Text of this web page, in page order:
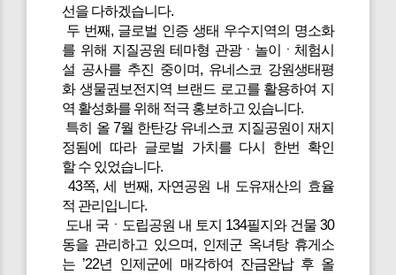
선을 다하겠습니다.
두 번째, 글로벌 인증 생태 우수지역의 명소화
를 위해 지질공원 테마형 관광ㆍ놀이ㆍ체험시
설 공사를 추진 중이며, 유네스코 강원생태평
화 생물권보전지역 브랜드 로고를 활용하여 지
역 활성화를 위해 적극 홍보하고 있습니다.
특히 올 7월 한탄강 유네스코 지질공원이 재지
정됨에 따라 글로벌 가치를 다시 한번 확인
할 수 있었습니다.
43쪽, 세 번째, 자연공원 내 도유재산의 효율
적 관리입니다.
도내 국ㆍ도립공원 내 토지 134필지와 건물 30
동을 관리하고 있으며, 인제군 옥녀탕 휴게소
는 ’22년 인제군에 매각하여 잔금완납 후 올